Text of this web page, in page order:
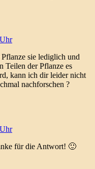
sie lediglich und
Teilen der Pflanze es
kann ich dir leider nicht
nachforschen ?
für die Antwort! 🙂